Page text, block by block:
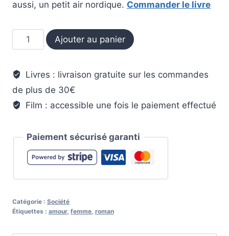
aussi, un petit air nordique. Commander le livre
quantité
de
de
Foudre
Ajouter au panier
Livres : livraison gratuite sur les commandes
de plus de 30€
Film : accessible une fois le paiement effectué
Paiement sécurisé garanti
Catégorie : Société
Étiquettes : amour, femme roman